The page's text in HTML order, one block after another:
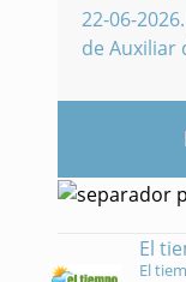
22-06-2026.
de Auxiliar
El
El